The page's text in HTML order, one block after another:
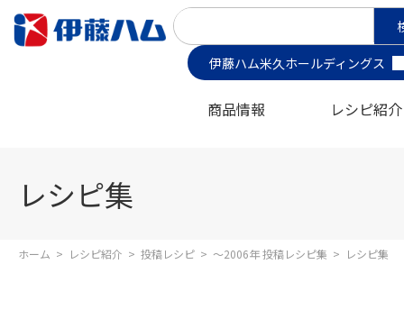
伊藤ハム米久ホールディングス
商品情報 レシピ紹介
レシピ集
ホーム > レシピ紹介 > 投稿レシピ > ～2006年 投稿レシピ集 > レシピ集